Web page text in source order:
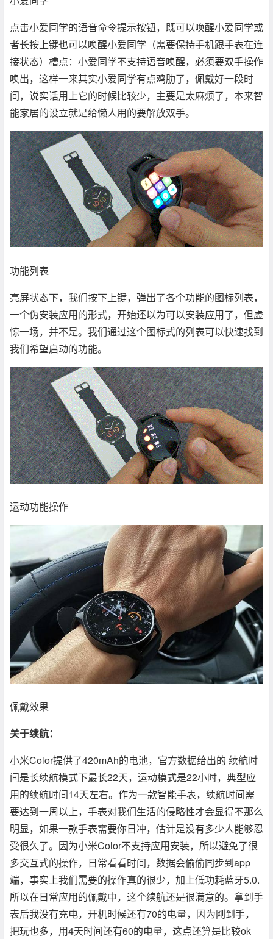
点击小爱同学的语音命令提示按钮，既可以唤醒小爱同学或
者长按上键也可以唤醒小爱同学（需要保持手机跟手表在连
接状态）槽点：小爱同学不支持语音唤醒，必须要双手操作
唤出，这样一来其实小爱同学有点鸡肋了，佩戴好一段时
间，说实话用上它的时候比较少，主要是太麻烦了，本来智
能家居的设立就是给懒人用的要解放双手。
功能列表
亮屏状态下，我们按下上键，弹出了各个功能的图标列表，
一个伪安装应用的形式，开始还以为可以安装应用了，但虚
惊一场，并不是。我们通过这个图标式的列表可以快速找到
我们希望启动的功能。
运动功能操作
佩戴效果
关于续航：
小米Color提供了420mAh的电池，官方数据给出的 续航时
间是长续航模式下最长22天，运动模式是22小时，典型应
用的续航时间14天左右。作为一款智能手表，续航时间需
要达到一周以上，手表对我们生活的侵略性才会显得不那么
明显，如果一款手表需要你日冲，估计是没有多少人能够忍
受很久了。因为小米Color不支持应用安装，所以避免了很
多交互式的操作，日常看看时间，数据会偷偷同步到app
端，事实上我们需要的操作真的很少，加上低功耗蓝牙5.0.
所以在日常应用的佩戴中，这个续航还是很满意的。拿到手
表后我没有充电，开机时候还有70的电量，因为刚到手，
把玩也多，用4天时间还有60的电量，这点还算是比较ok